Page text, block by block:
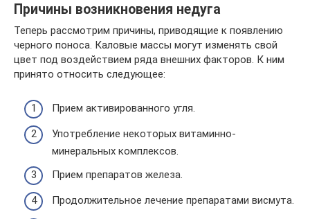
Причины возникновения недуга
Теперь рассмотрим причины, приводящие к появлению
черного поноса. Каловые массы могут изменять свой
цвет под воздействием ряда внешних факторов. К ним
принято относить следующее:
Прием активированного угля.
Употребление некоторых витаминно-
минеральных комплексов.
Прием препаратов железа.
Продолжительное лечение препаратами висмута.